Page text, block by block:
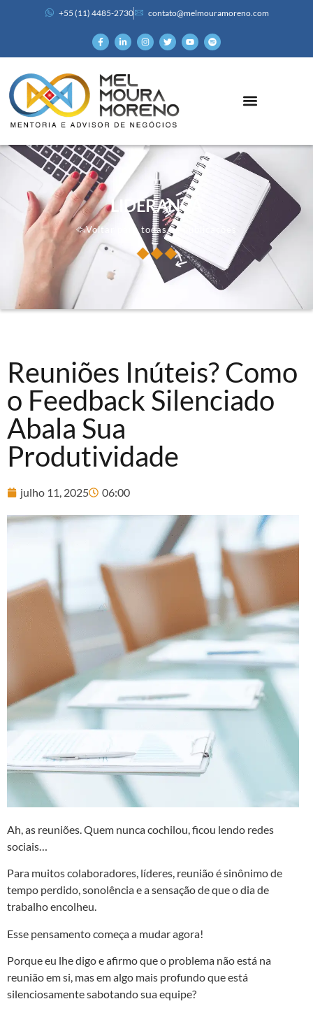
+55 (11) 4485-2730 contato@melmouramoreno.com
LIDERANÇA
Voltar para todas as publicações
Reuniões Inúteis? Como
o Feedback Silenciado
Abala Sua
Produtividade
julho 11, 2025 06:00
Ah, as reuniões. Quem nunca cochilou, ficou lendo redes
sociais…
Para muitos colaboradores, líderes, reunião é sinônimo de
tempo perdido, sonolência e a sensação de que o dia de
trabalho encolheu.
Esse pensamento começa a mudar agora!
Porque eu lhe digo e afirmo que o problema não está na
reunião em si, mas em algo mais profundo que está
silenciosamente sabotando sua equipe?